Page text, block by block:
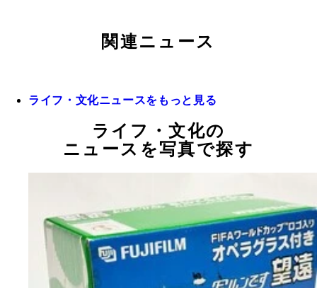
関連ニュース
ライフ・文化ニュースをもっと見る
ライフ・文化の
ニュースを写真で探す